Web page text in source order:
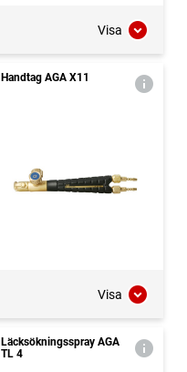
Visa
Handtag AGA X11
Visa
Läcksökningsspray AGA
TL 4